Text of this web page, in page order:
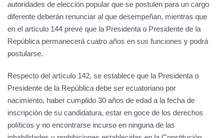
autoridades de elección popular que se postulen para un cargo
diferente deberán renunciar al que desempeñan, mientras que
en el artículo 144 prevé que la Presidenta o Presidente de la
República permanecerá cuatro años en sus funciones y podrá
postularse.
Respecto del artículo 142, se establece que la Presidenta o
Presidente de la República debe ser ecuatoriano por
nacimiento, haber cumplido 30 años de edad a la fecha de
inscripción de su candidatura, estar en goce de los derechos
políticos y no encontrarse incurso en ninguna de las